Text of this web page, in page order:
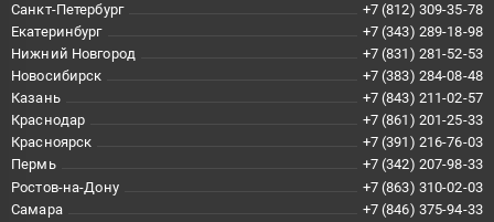
Санкт-Петербург
+7 (812) 309-35-78
Екатеринбург
+7 (343) 289-18-98
Нижний Новгород
+7 (831) 281-52-53
Новосибирск
+7 (383) 284-08-48
Казань
+7 (843) 211-02-57
Краснодар
+7 (861) 201-25-33
Красноярск
+7 (391) 216-76-03
Пермь
+7 (342) 207-98-33
Ростов-на-Дону
+7 (863) 310-02-03
Самара
+7 (846) 375-94-33